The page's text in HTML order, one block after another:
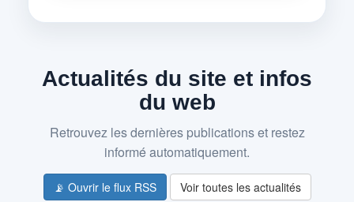
Actualités du site et infos
du web
Retrouvez les dernières publications et restez
informé automatiquement.
📡 Ouvrir le flux RSS Voir toutes les actualités